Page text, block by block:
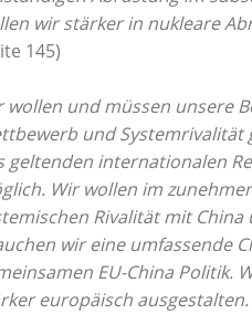
wir stärker in nukleare
145)
wollen und müssen unsere
und
geltenden internationalen
Wir wollen im
Rivalität mit
wir eine umfassende
EU-China Politik.
europäisch ausgestalten.